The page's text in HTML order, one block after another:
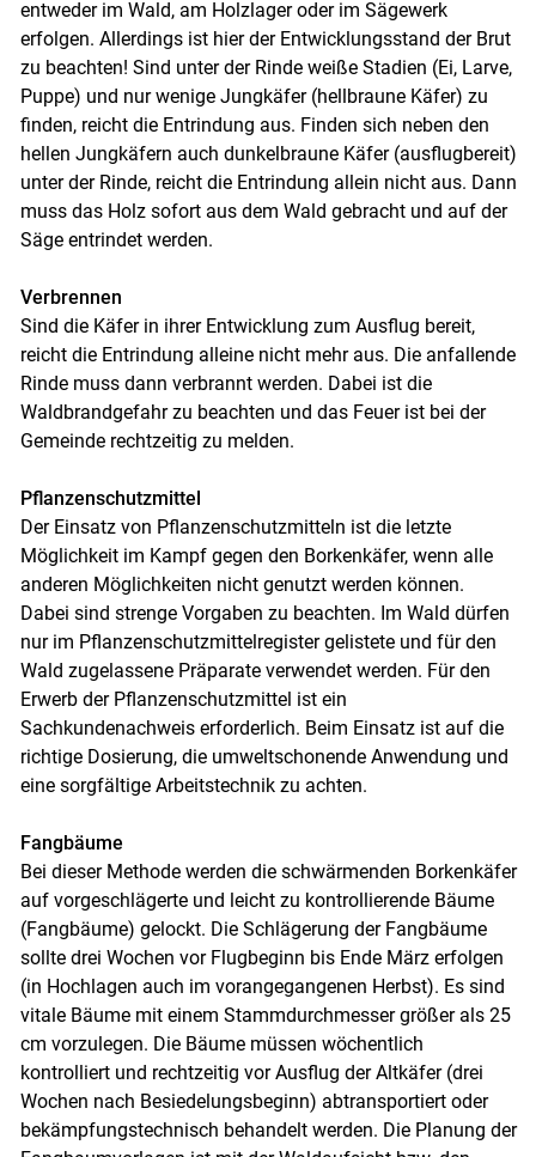
entweder im Wald, am Holzlager oder im Sägewerk
erfolgen. Allerdings ist hier der Entwicklungsstand der Brut
zu beachten! Sind unter der Rinde weiße Stadien (Ei, Larve,
Puppe) und nur wenige Jungkäfer (hellbraune Käfer) zu
finden, reicht die Entrindung aus. Finden sich neben den
hellen Jungkäfern auch dunkelbraune Käfer (ausflugbereit)
unter der Rinde, reicht die Entrindung allein nicht aus. Dann
muss das Holz sofort aus dem Wald gebracht und auf der
Säge entrindet werden.
Verbrennen
Sind die Käfer in ihrer Entwicklung zum Ausflug bereit,
reicht die Entrindung alleine nicht mehr aus. Die anfallende
Rinde muss dann verbrannt werden. Dabei ist die
Waldbrandgefahr zu beachten und das Feuer ist bei der
Gemeinde rechtzeitig zu melden.
Pflanzenschutzmittel
Der Einsatz von Pflanzenschutzmitteln ist die letzte
Möglichkeit im Kampf gegen den Borkenkäfer, wenn alle
anderen Möglichkeiten nicht genutzt werden können.
Dabei sind strenge Vorgaben zu beachten. Im Wald dürfen
nur im Pflanzenschutzmittelregister gelistete und für den
Wald zugelassene Präparate verwendet werden. Für den
Erwerb der Pflanzenschutzmittel ist ein
Sachkundenachweis erforderlich. Beim Einsatz ist auf die
richtige Dosierung, die umweltschonende Anwendung und
eine sorgfältige Arbeitstechnik zu achten.
Fangbäume
Bei dieser Methode werden die schwärmenden Borkenkäfer
auf vorgeschlägerte und leicht zu kontrollierende Bäume
(Fangbäume) gelockt. Die Schlägerung der Fangbäume
sollte drei Wochen vor Flugbeginn bis Ende März erfolgen
(in Hochlagen auch im vorangegangenen Herbst). Es sind
vitale Bäume mit einem Stammdurchmesser größer als 25
cm vorzulegen. Die Bäume müssen wöchentlich
kontrolliert und rechtzeitig vor Ausflug der Altkäfer (drei
Wochen nach Besiedelungsbeginn) abtransportiert oder
bekämpfungstechnisch behandelt werden. Die Planung der